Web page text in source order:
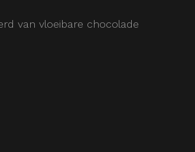
van vloeibare chocolade